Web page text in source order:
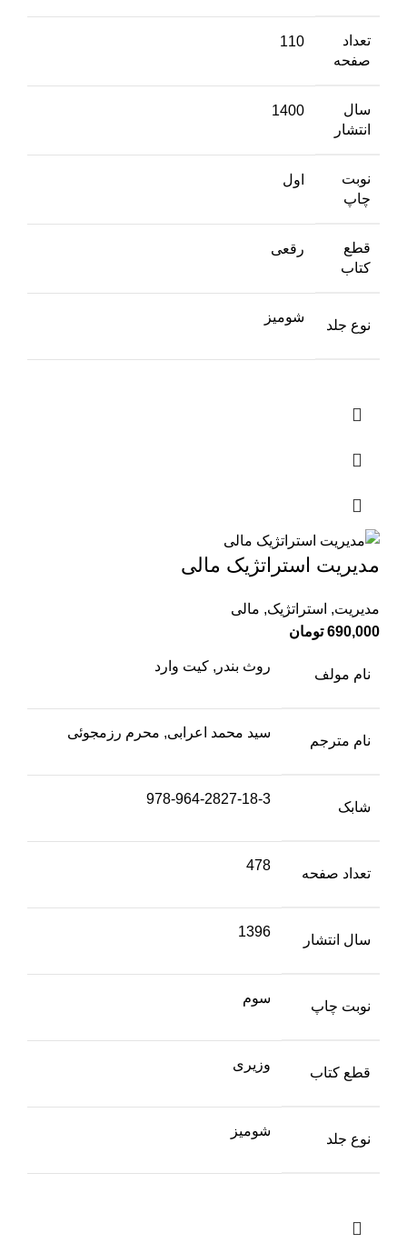
تعداد
صفحه
110
سال
انتشار
1400
نوبت
چاپ
اول
قطع
کتاب
رقعی
نوع جلد
شومیز
مدیریت استراتژیک مالی
مدیریت, استراتژیک, مالی
690,000 تومان
نام مولف
روث بندر, کیت وارد
نام مترجم
سید محمد اعرابی, محرم رزمجوئی
شابک
978-964-2827-18-3
تعداد صفحه
478
سال انتشار
1396
نوبت چاپ
سوم
قطع کتاب
وزیری
نوع جلد
شومیز